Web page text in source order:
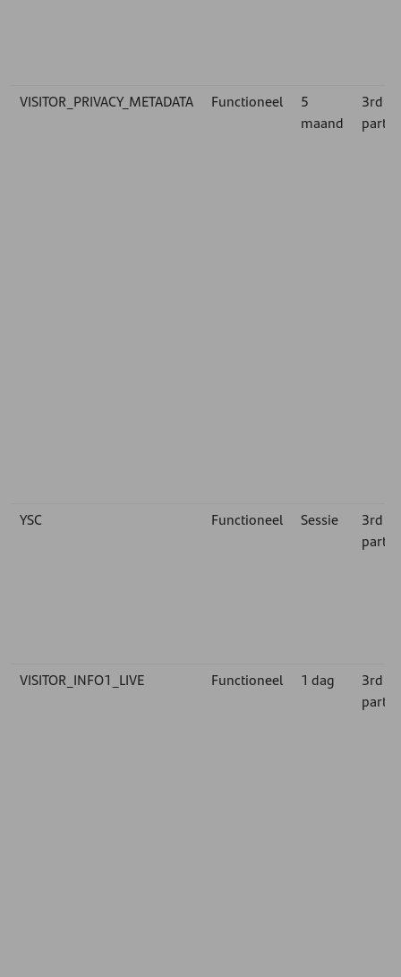
VISITOR_PRIVACY_METADATA Functioneel
5
maand
3rd
party
YSC Functioneel Sessie
3rd
party
VISITOR_INFO1_LIVE Functioneel 1 dag
3rd
party